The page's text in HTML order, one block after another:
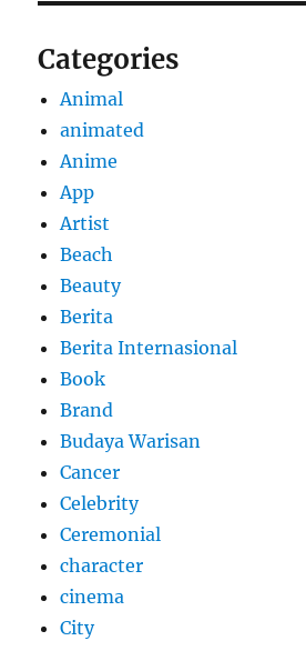
Categories
Animal
animated
Anime
App
Artist
Beach
Beauty
Berita
Berita Internasional
Book
Brand
Budaya Warisan
Cancer
Celebrity
Ceremonial
character
cinema
City